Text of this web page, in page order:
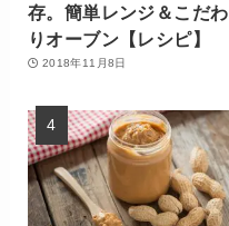
存。簡単レンジ＆こだわ
りオーブン【レシピ】
2018年11月8日